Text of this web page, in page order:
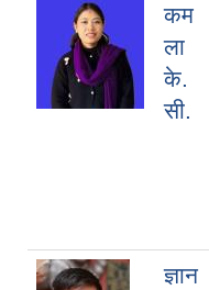
कम
ला
के.
सी.
ज्ञान